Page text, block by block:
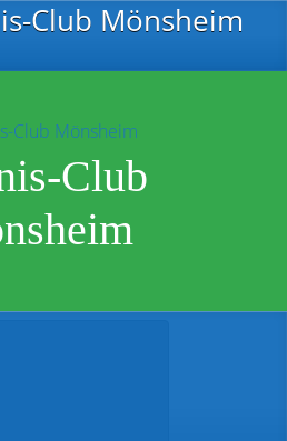
Club Mönsheim
Club